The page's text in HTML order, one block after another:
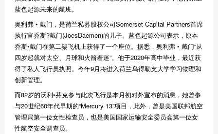
蓝色起源未来的航班。
奥利弗 • 戴门，是荷兰私募股权公司Somerset Capital Partners首席
执行官乔斯?戴门(JoesDaemen)的儿子。蓝色起源公司表示，原本
乔斯•戴门在第二架飞机上获得了一个座位。据悉，奥利弗 • 戴门“从
四岁起就对太空、月球和火箭着迷”。他于2020年高中毕业，最近获
得了私人飞行员执照。今年9月将进入荷兰乌得勒支大学学习物理和
创新管理。
而82岁的沃利•芬克参与此次飞行是本月初对外宣布的消息，她曾参
与20世纪60年代早期的“Mercury 13”项目，此外，曾是美国联邦航空
管理局第一位女性检查员，也是美国国家运输安全委员会第一位女
性航空安全调查员。